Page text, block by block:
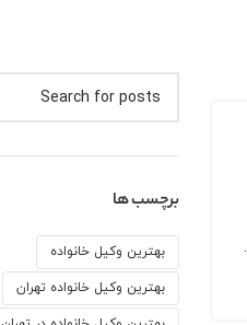
برچسب ها
بهترین وکیل خانواده
بهترین وکیل خانواده تهران